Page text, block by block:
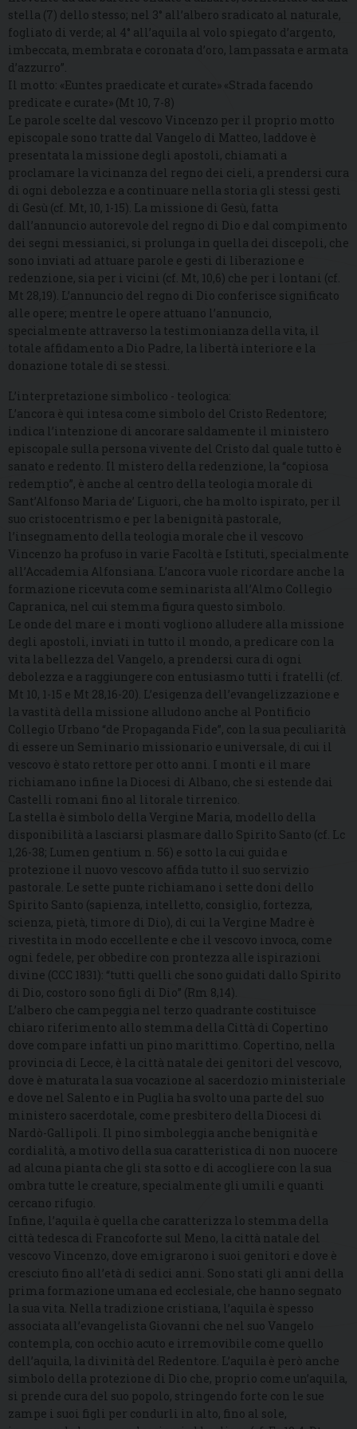
stella (7) dello stesso; nel 3° all’albero sradicato al naturale,
fogliato di verde; al 4° all’aquila al volo spiegato d’argento,
imbeccata, membrata e coronata d’oro, lampassata e armata
d’azzurro”.
Il motto: «Euntes praedicate et curate» «Strada facendo
predicate e curate» (Mt 10, 7-8)
Le parole scelte dal vescovo Vincenzo per il proprio motto
episcopale sono tratte dal Vangelo di Matteo, laddove è
presentata la missione degli apostoli, chiamati a
proclamare la vicinanza del regno dei cieli, a prendersi cura
di ogni debolezza e a continuare nella storia gli stessi gesti
di Gesù (cf. Mt, 10, 1-15). La missione di Gesù, fatta
dall’annuncio autorevole del regno di Dio e dal compimento
dei segni messianici, si prolunga in quella dei discepoli, che
sono inviati ad attuare parole e gesti di liberazione e
redenzione, sia per i vicini (cf. Mt, 10,6) che per i lontani (cf.
Mt 28,19). L’annuncio del regno di Dio conferisce significato
alle opere; mentre le opere attuano l’annuncio,
specialmente attraverso la testimonianza della vita, il
totale affidamento a Dio Padre, la libertà interiore e la
donazione totale di se stessi.
L’interpretazione simbolico - teologica:
L’ancora è qui intesa come simbolo del Cristo Redentore;
indica l’intenzione di ancorare saldamente il ministero
episcopale sulla persona vivente del Cristo dal quale tutto è
sanato e redento. Il mistero della redenzione, la “copiosa
redemptio”, è anche al centro della teologia morale di
Sant’Alfonso Maria de’ Liguori, che ha molto ispirato, per il
suo cristocentrismo e per la benignità pastorale,
l’insegnamento della teologia morale che il vescovo
Vincenzo ha profuso in varie Facoltà e Istituti, specialmente
all’Accademia Alfonsiana. L’ancora vuole ricordare anche la
formazione ricevuta come seminarista all’Almo Collegio
Capranica, nel cui stemma figura questo simbolo.
Le onde del mare e i monti vogliono alludere alla missione
degli apostoli, inviati in tutto il mondo, a predicare con la
vita la bellezza del Vangelo, a prendersi cura di ogni
debolezza e a raggiungere con entusiasmo tutti i fratelli (cf.
Mt 10, 1-15 e Mt 28,16-20). L’esigenza dell’evangelizzazione e
la vastità della missione alludono anche al Pontificio
Collegio Urbano “de Propaganda Fide”, con la sua peculiarità
di essere un Seminario missionario e universale, di cui il
vescovo è stato rettore per otto anni. I monti e il mare
richiamano infine la Diocesi di Albano, che si estende dai
Castelli romani fino al litorale tirrenico.
La stella è simbolo della Vergine Maria, modello della
disponibilità a lasciarsi plasmare dallo Spirito Santo (cf. Lc
1,26-38; Lumen gentium n. 56) e sotto la cui guida e
protezione il nuovo vescovo affida tutto il suo servizio
pastorale. Le sette punte richiamano i sette doni dello
Spirito Santo (sapienza, intelletto, consiglio, fortezza,
scienza, pietà, timore di Dio), di cui la Vergine Madre è
rivestita in modo eccellente e che il vescovo invoca, come
ogni fedele, per obbedire con prontezza alle ispirazioni
divine (CCC 1831): “tutti quelli che sono guidati dallo Spirito
di Dio, costoro sono figli di Dio” (Rm 8,14).
L’albero che campeggia nel terzo quadrante costituisce
chiaro riferimento allo stemma della Città di Copertino
dove compare infatti un pino marittimo. Copertino, nella
provincia di Lecce, è la città natale dei genitori del vescovo,
dove è maturata la sua vocazione al sacerdozio ministeriale
e dove nel Salento e in Puglia ha svolto una parte del suo
ministero sacerdotale, come presbitero della Diocesi di
Nardò-Gallipoli. Il pino simboleggia anche benignità e
cordialità, a motivo della sua caratteristica di non nuocere
ad alcuna pianta che gli sta sotto e di accogliere con la sua
ombra tutte le creature, specialmente gli umili e quanti
cercano rifugio.
Infine, l’aquila è quella che caratterizza lo stemma della
città tedesca di Francoforte sul Meno, la città natale del
vescovo Vincenzo, dove emigrarono i suoi genitori e dove è
cresciuto fino all’età di sedici anni. Sono stati gli anni della
prima formazione umana ed ecclesiale, che hanno segnato
la sua vita. Nella tradizione cristiana, l’aquila è spesso
associata all’evangelista Giovanni che nel suo Vangelo
contempla, con occhio acuto e irremovibile come quello
dell’aquila, la divinità del Redentore. L’aquila è però anche
simbolo della protezione di Dio che, proprio come un’aquila,
si prende cura del suo popolo, stringendo forte con le sue
zampe i suoi figli per condurli in alto, fino al sole,